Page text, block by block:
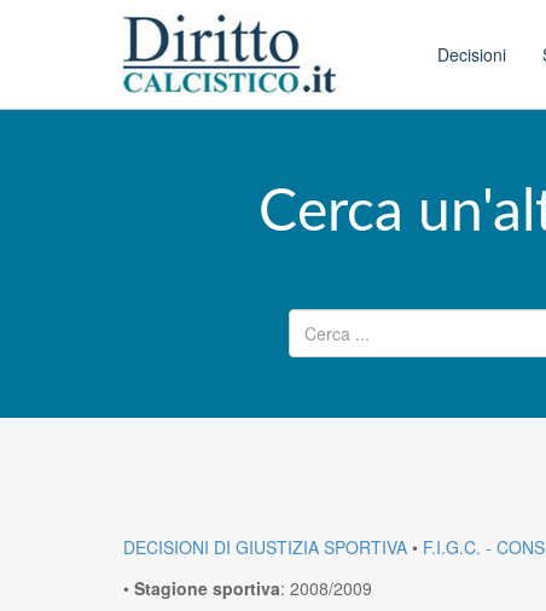
Main menu Decisioni
Cerca
Ricerca per:
DECISIONI DI GIUSTIZIA SPORTIVA • F.I.G.C. -
• Stagione sportiva: 2008/2009